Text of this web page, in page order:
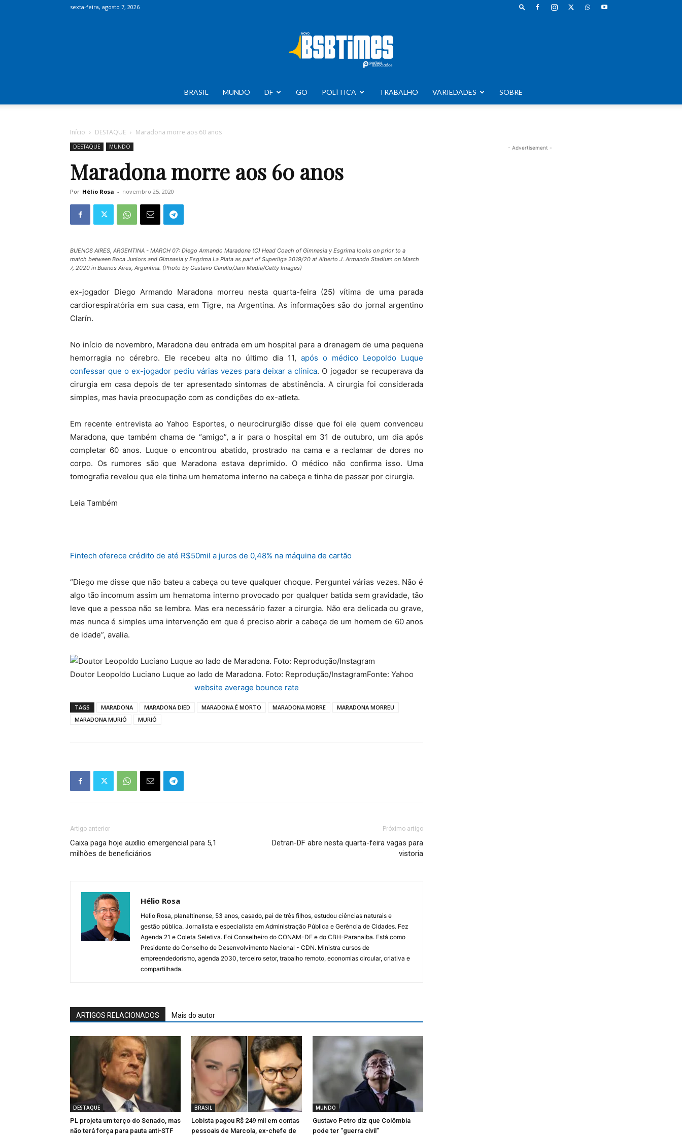
sexta-feira, agosto 7, 2026
Times
BRASIL MUNDO DF GO POLÍTICA TRABALHO VARIEDADES SOBRE
Início DESTAQUE Maradona morre aos 60 anos
DESTAQUE MUNDO
Maradona morre aos 60 anos
Por Hélio Rosa - novembro 25, 2020
BUENOS AIRES, ARGENTINA - MARCH 07: Diego Armando Maradona (C) Head Coach of Gimnasia y Esgrima looks on prior to a
match between Boca Juniors and Gimnasia y Esgrima La Plata as part of Superliga 2019/20 at Alberto J. Armando Stadium on March
7, 2020 in Buenos Aires, Argentina. (Photo by Gustavo Garello/Jam Media/Getty Images)
ex-jogador Diego Armando Maradona morreu nesta quarta-feira (25) vítima de uma parada
cardiorespiratória em sua casa, em Tigre, na Argentina. As informações são do jornal argentino
Clarín.
No início de novembro, Maradona deu entrada em um hospital para a drenagem de uma pequena
hemorragia no cérebro. Ele recebeu alta no último dia 11, após o médico Leopoldo Luque
confessar que o ex-jogador pediu várias vezes para deixar a clínica. O jogador se recuperava da
cirurgia em casa depois de ter apresentado sintomas de abstinência. A cirurgia foi considerada
simples, mas havia preocupação com as condições do ex-atleta.
Em recente entrevista ao Yahoo Esportes, o neurocirurgião disse que foi ele quem convenceu
Maradona, que também chama de “amigo”, a ir para o hospital em 31 de outubro, um dia após
completar 60 anos. Luque o encontrou abatido, prostrado na cama e a reclamar de dores no
corpo. Os rumores são que Maradona estava deprimido. O médico não confirma isso. Uma
tomografia revelou que ele tinha um hematoma interno na cabeça e tinha de passar por cirurgia.
Leia Também
Fintech oferece crédito de até R$50mil a juros de 0,48% na máquina de cartão
“Diego me disse que não bateu a cabeça ou teve qualquer choque. Perguntei várias vezes. Não é
algo tão incomum assim um hematoma interno provocado por qualquer batida sem gravidade, tão
leve que a pessoa não se lembra. Mas era necessário fazer a cirurgia. Não era delicada ou grave,
mas nunca é simples uma intervenção em que é preciso abrir a cabeça de um homem de 60 anos
de idade”, avalia.
Doutor Leopoldo Luciano Luque ao lado de Maradona. Foto: Reprodução/InstagramFonte: Yahoo
website average bounce rate
TAGS MARADONA MARADONA DIED MARADONA É MORTO MARADONA MORRE
MARADONA MORREU
MARADONA MURIÓ
MURIÓ
Artigo anterior
Caixa paga hoje auxílio emergencial para 5,1
milhões de beneficiários
Próximo artigo
Detran-DF abre nesta quarta-feira vagas para
vistoria
Hélio Rosa
Helio Rosa, planaltinense, 53 anos, casado, pai de três filhos, estudou ciências naturais e
gestão pública. Jornalista e especialista em Administração Pública e Gerência de Cidades. Fez
Agenda 21 e Coleta Seletiva. Foi Conselheiro do CONAM-DF e do CBH-Paranaiba. Está como
Presidente do Conselho de Desenvolvimento Nacional - CDN. Ministra cursos de
empreendedorismo, agenda 2030, terceiro setor, trabalho remoto, economias circular, criativa e
compartilhada.
ARTIGOS RELACIONADOS Mais do autor
DESTAQUE
PL projeta um terço do Senado, mas
não terá força para pauta anti-STF
BRASIL
Lobista pagou R$ 249 mil em contas
pessoais de Marcola, ex-chefe de
MUNDO
Gustavo Petro diz que Colômbia
pode ter “guerra civil”
- Advertisement -